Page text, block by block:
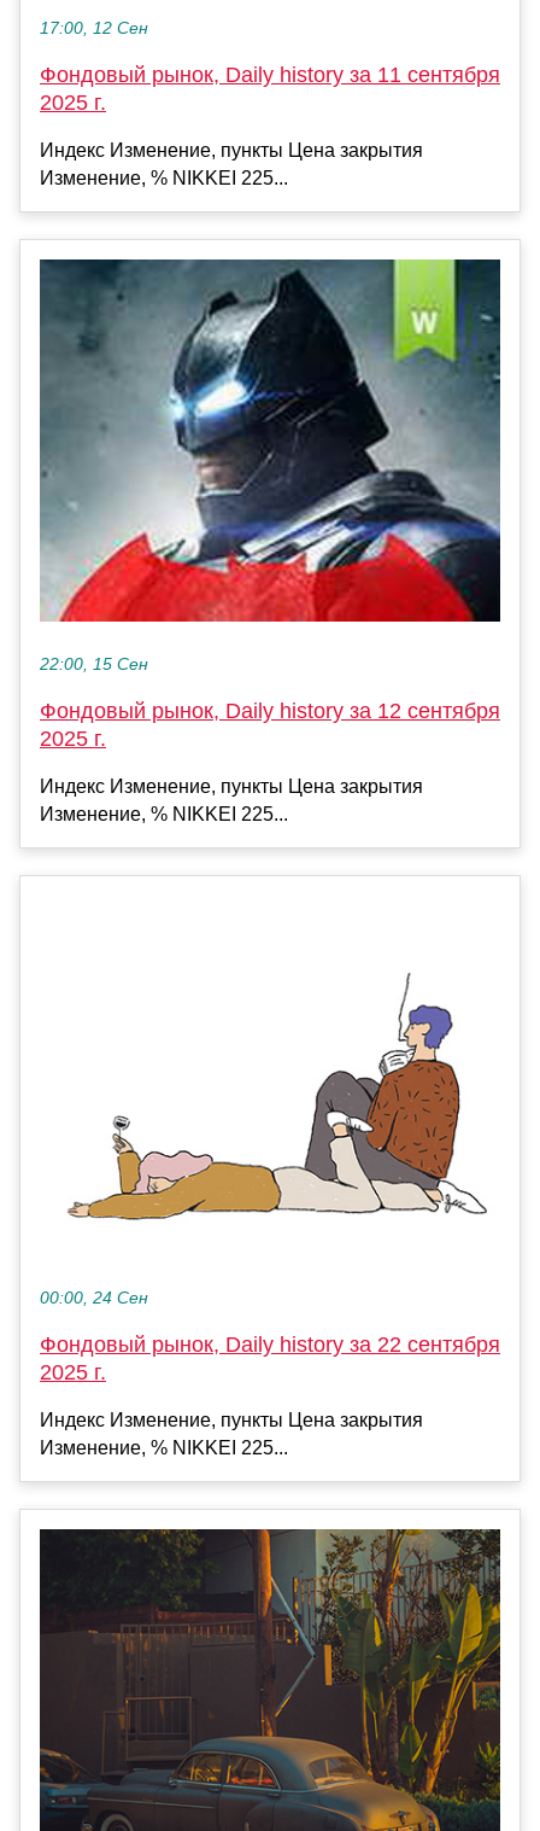
17:00, 12 Сен
Фондовый рынок, Daily history за 11 сентября
2025 г.
Индекс Изменение, пункты Цена закрытия
Изменение, % NIKKEI 225...
22:00, 15 Сен
Фондовый рынок, Daily history за 12 сентября
2025 г.
Индекс Изменение, пункты Цена закрытия
Изменение, % NIKKEI 225...
00:00, 24 Сен
Фондовый рынок, Daily history за 22 сентября
2025 г.
Индекс Изменение, пункты Цена закрытия
Изменение, % NIKKEI 225...